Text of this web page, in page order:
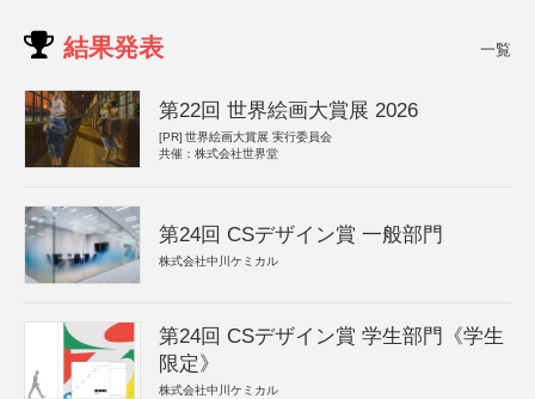
結果発表 一覧
第22回 世界絵画大賞展 2026
[PR] 世界絵画大賞展 実行委員会
共催：株式会社世界堂
第24回 CSデザイン賞 一般部門
株式会社中川ケミカル
第24回 CSデザイン賞 学生部門《学生
限定》
株式会社中川ケミカル